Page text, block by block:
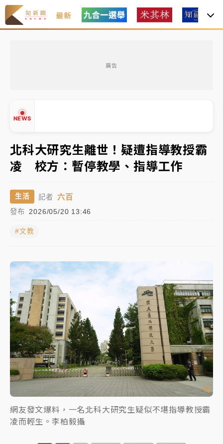
最新
廣告
NEWS
知名婚紗「韓國藝匠」驚傳無預警倒閉！北市消保官急
赴門市：已接獲10件申訴
處置制度大變革！ 證交所今起縮短股票「關禁閉」天
數與撮合時間
才續任就飛美國大學面試 清大校長高為元致歉：機會
中租控股7月營收創今年新高 前7月獲利成長6%
知名婚紗「韓國藝匠」驚傳無預警倒閉！北市消保官急
赴門市：已接獲10件申訴
處置制度大變革！ 證交所今起縮短股票「關禁閉」天
數與撮合時間
才續任就飛美國大學面試 清大校長高為元致歉：機會
到來時引起我的好奇
▲
北科大研究生離世！疑遭指導教授霸
凌 校方：暫停教學、指導工作
生活 記者 六百
發布 2026/05/20 13:46
#文教
網友發文爆料，一名北科大研究生疑似不堪指導教授霸
凌而輕生。李柏毅攝